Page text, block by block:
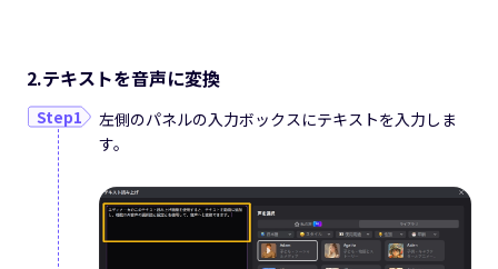
2.テキストを音声に変換
左側のパネルの入力ボックスにテキストを入力しま
す。